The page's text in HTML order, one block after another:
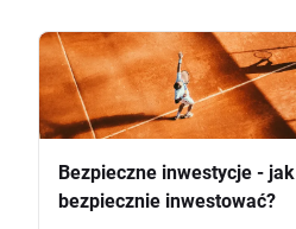
Bezpieczne inwestycje - jak
bezpiecznie inwestować?